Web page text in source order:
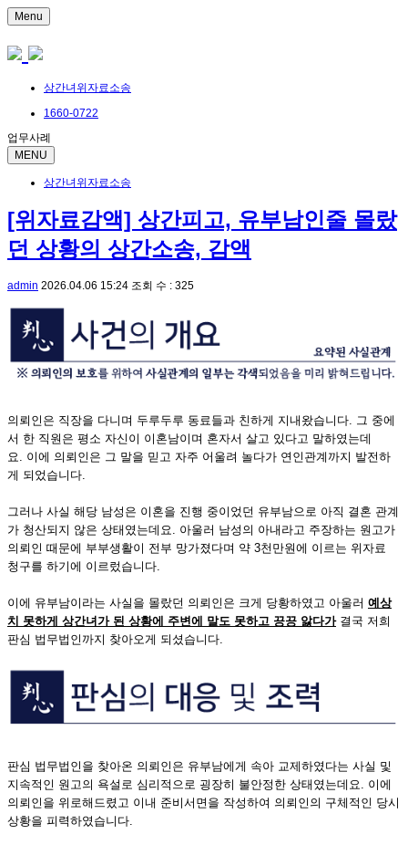
Menu
상간녀위자료소송
1660-0722
업무사례
MENU
상간녀위자료소송
[위자료감액] 상간피고, 유부남인줄 몰랐
던 상황의 상간소송, 감액
admin 2026.04.06 15:24 조회 수 : 325
의뢰인은 직장을 다니며 두루두루 동료들과 친하게 지내왔습니다. 그 중에
서 한 직원은 평소 자신이 이혼남이며 혼자서 살고 있다고 말하였는데
요. 이에 의뢰인은 그 말을 믿고 자주 어울려 놀다가 연인관계까지 발전하
게 되었습니다.
그러나 사실 해당 남성은 이혼을 진행 중이었던 유부남으로 아직 결혼 관계
가 청산되지 않은 상태였는데요. 아울러 남성의 아내라고 주장하는 원고가
의뢰인 때문에 부부생활이 전부 망가졌다며 약 3천만원에 이르는 위자료
청구를 하기에 이르렀습니다.
이에 유부남이라는 사실을 몰랐던 의뢰인은 크게 당황하였고 아울러 예상
치 못하게 상간녀가 된 상황에 주변에 말도 못하고 끙끙 앓다가결국 저희
판심 법무법인까지 찾아오게 되셨습니다.
판심 법무법인을 찾아온 의뢰인은 유부남에게 속아 교제하였다는 사실 및
지속적인 원고의 욕설로 심리적으로 굉장히 불안정한 상태였는데요. 이에
의뢰인을 위로해드렸고 이내 준비서면을 작성하여 의뢰인의 구체적인 당시
상황을 피력하였습니다.